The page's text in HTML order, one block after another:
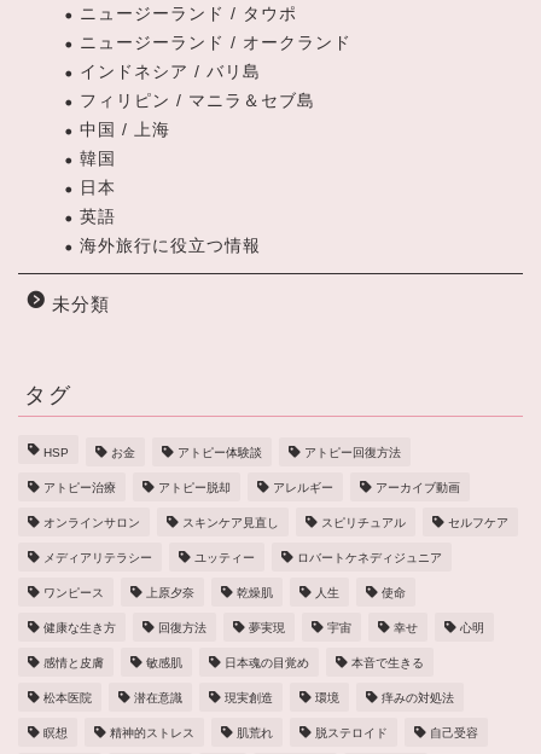
ニュージーランド / タウポ
ニュージーランド / オークランド
インドネシア / バリ島
フィリピン / マニラ＆セブ島
中国 / 上海
韓国
日本
英語
海外旅行に役立つ情報
未分類
タグ
HSP お金 アトピー体験談 アトピー回復方法
アトピー治療 アトピー脱却 アレルギー アーカイブ動画
オンラインサロン スキンケア見直し スピリチュアル セルフケア
メディアリテラシー ユッティー ロバートケネディジュニア
ワンピース 上原夕奈 乾燥肌 人生 使命
健康な生き方 回復方法 夢実現 宇宙 幸せ 心明
感情と皮膚 敏感肌 日本魂の目覚め 本音で生きる
松本医院 潜在意識 現実創造 環境 痒みの対処法
瞑想 精神的ストレス 肌荒れ 脱ステロイド 自己受容